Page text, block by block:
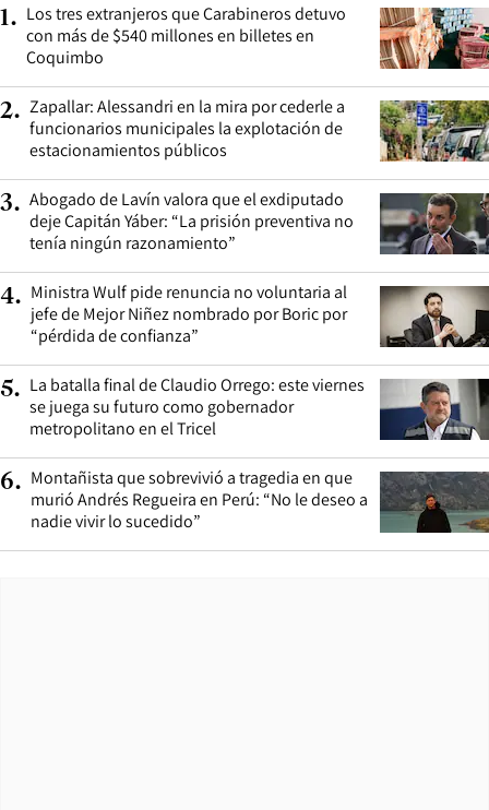
1. Los tres extranjeros que Carabineros detuvo
con más de $540 millones en billetes en
Coquimbo
2. Zapallar: Alessandri en la mira por cederle a
funcionarios municipales la explotación de
estacionamientos públicos
3. Abogado de Lavín valora que el exdiputado
deje Capitán Yáber: “La prisión preventiva no
tenía ningún razonamiento”
4. Ministra Wulf pide renuncia no voluntaria al
jefe de Mejor Niñez nombrado por Boric por
“pérdida de confianza”
5. La batalla final de Claudio Orrego: este viernes
se juega su futuro como gobernador
metropolitano en el Tricel
6. Montañista que sobrevivió a tragedia en que
murió Andrés Regueira en Perú: “No le deseo a
nadie vivir lo sucedido”